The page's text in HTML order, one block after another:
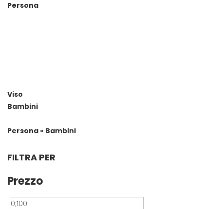
Persona
Viso
Bambini
Persona » Bambini
FILTRA PER
Prezzo